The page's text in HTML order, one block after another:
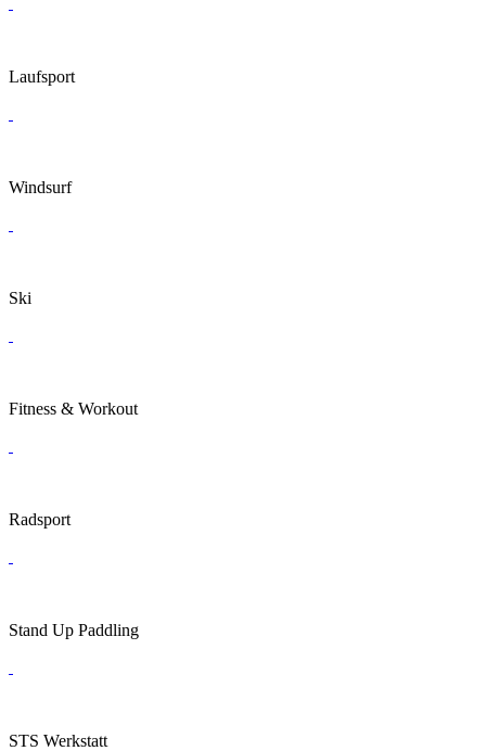
Laufsport
Windsurf
Ski
Fitness & Workout
Radsport
Stand Up Paddling
STS Werkstatt